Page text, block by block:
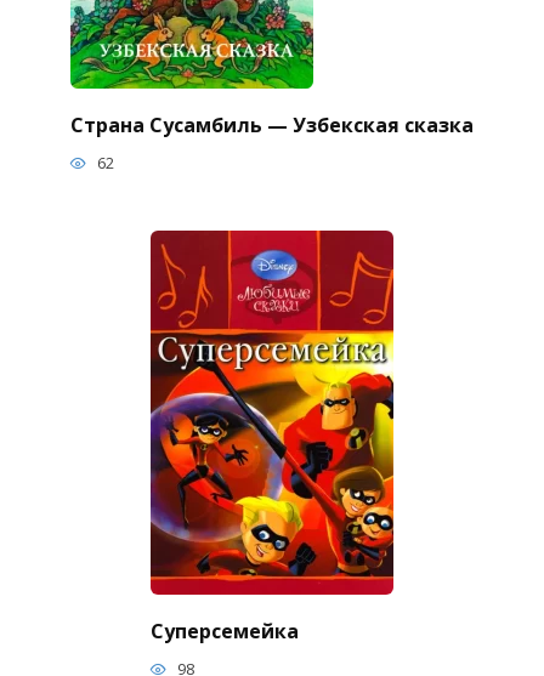
Страна Сусамбиль — Узбекская сказка
62
Суперсемейка
98